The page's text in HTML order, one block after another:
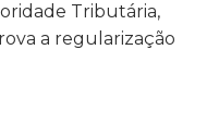
Tributária,
a regularização